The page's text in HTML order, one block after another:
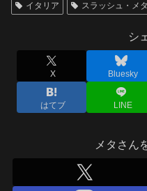
イタリア
スラッシュ・メ
シ
X Bluesky
はてブ LINE
メタさん